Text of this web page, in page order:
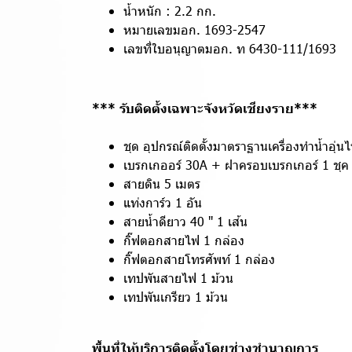
น้ำหนัก : 2.2 กก.
หมายเลขมอก. 1693-2547
เลขที่ใบอนุญาตมอก. ท 6430-111/1693
*** รับติดตั้งเฉพาะจังหวัดเชียงราย***
ชุด อุปกรณ์ติดตั้งมาตราฐานเครื่องทำน้ำอุ่น
เบรกเกออร์ 30A + ฝาครอบเบรกเกอร์ 1 ชุค
สายดิน 5 เมตร
แท่งการ์ว 1 อัน
สายน้ำดียาว 40 " 1 เส้น
กิ๊ฟตอกสายไฟ 1 กล่อง
กิ๊ฟตอกสายโทรศัพท์ 1 กล่อง
เทปพันสายไฟ 1 ม้วน
เทปพันเกรียว 1 ม้วน
พื้นที่ให้บริการติดตั้งโดยช่างชำนาญการ